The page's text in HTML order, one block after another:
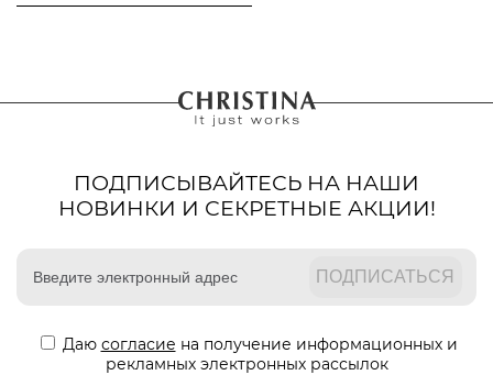
ПОДПИСЫВАЙТЕСЬ НА НАШИ
НОВИНКИ И СЕКРЕТНЫЕ АКЦИИ!
Даю согласие на получение информационных и
рекламных электронных рассылок